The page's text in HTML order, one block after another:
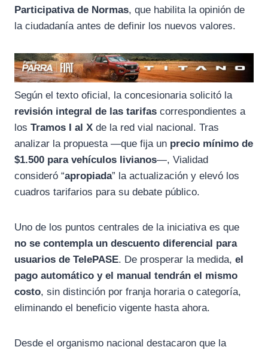
Participativa de Normas, que habilita la opinión de
la ciudadanía antes de definir los nuevos valores.
Según el texto oficial, la concesionaria solicitó la
revisión integral de las tarifas correspondientes a
los Tramos I al X de la red vial nacional. Tras
analizar la propuesta —que fija un precio mínimo de
$1.500 para vehículos livianos—, Vialidad
consideró “apropiada” la actualización y elevó los
cuadros tarifarios para su debate público.
Uno de los puntos centrales de la iniciativa es que
no se contempla un descuento diferencial para
usuarios de TelePASE. De prosperar la medida, el
pago automático y el manual tendrán el mismo
costo, sin distinción por franja horaria o categoría,
eliminando el beneficio vigente hasta ahora.
Desde el organismo nacional destacaron que la